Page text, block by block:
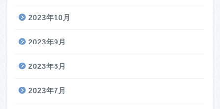
2023年10月
2023年9月
2023年8月
2023年7月